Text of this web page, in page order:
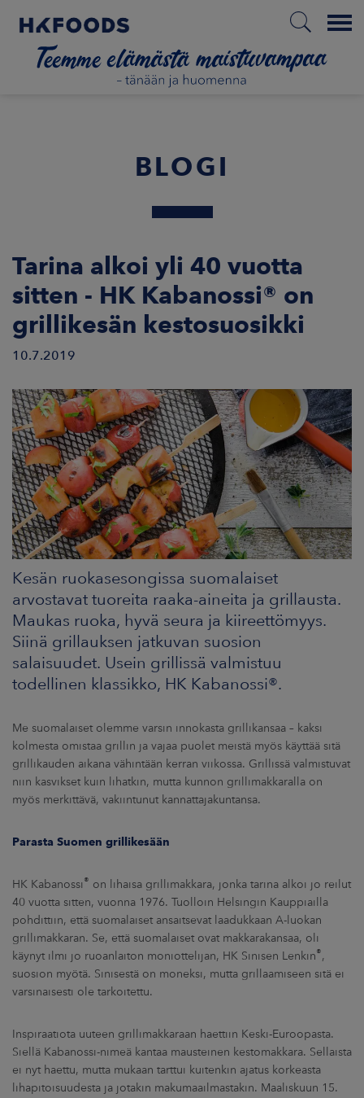
Menu
ETUSIVU
UUTISHUONE
BLOGI
Tarina alkoi yli 40 vuotta
sitten - HK Kabanossi® on
grillikesän kestosuosikki
10.7.2019
Kesän ruokasesongissa suomalaiset
arvostavat tuoreita raaka-aineita ja grillausta.
Maukas ruoka, hyvä seura ja kiireettömyys.
Siinä grillauksen jatkuvan suosion
salaisuudet. Usein grillissä valmistuu
todellinen klassikko, HK Kabanossi®.
Me suomalaiset olemme varsin innokasta grillikansaa – kaksi
kolmesta omistaa grillin ja vajaa puolet meistä myös käyttää sitä
grillikauden aikana vähintään kerran viikossa. Grillissä valmistuvat
niin kasvikset kuin lihatkin, mutta kunnon grillimakkaralla on
myös merkittävä, vakiintunut kannattajakuntansa.
Parasta Suomen grillikesään
HK Kabanossi ® on lihaisa grillimakkara, jonka tarina alkoi jo reilut
40 vuotta sitten, vuonna 1976. Tuolloin Helsingin Kauppiailla
pohdittiin, että suomalaiset ansaitsevat laadukkaan A-luokan
grillimakkaran. Se, että suomalaiset ovat makkarakansaa, oli
käynyt ilmi jo ruoanlaiton moniottelijan, HK Sinisen Lenkin®,
suosion myötä. Sinisestä on moneksi, mutta grillaamiseen sitä ei
varsinaisesti ole tarkoitettu.
Inspiraatiota uuteen grillimakkaraan haettiin Keski-Euroopasta.
Siellä Kabanossi-nimeä kantaa mausteinen kestomakkara. Sellaista
ei nyt haettu, mutta mukaan tarttui kuitenkin ajatus korkeasta
lihapitoisuudesta ja jotakin makumaailmastakin. Maaliskuun 15.